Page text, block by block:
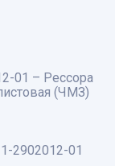
01 – Рессора
(ЧМЗ)
2902012-01